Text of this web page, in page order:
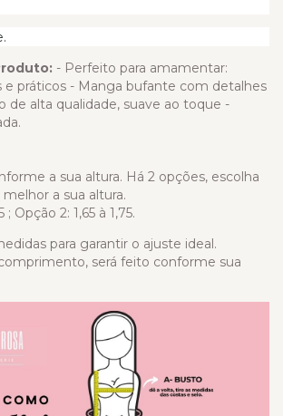
- Perfeito para amamentar:
e práticos - Manga bufante com detalhes
de alta qualidade, suave ao toque -
a sua altura. Há 2 opções, escolha
a sua altura.
; Opção 2: 1,65 à 1,75.
para garantir o ajuste ideal.
será feito conforme sua